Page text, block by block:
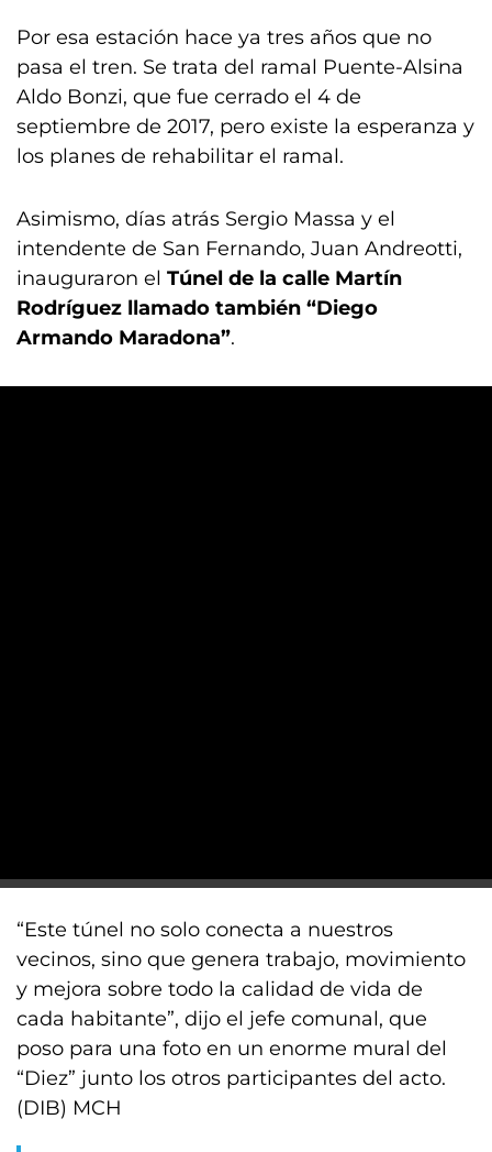
Por esa estación hace ya tres años que no
pasa el tren. Se trata del ramal Puente-Alsina
Aldo Bonzi, que fue cerrado el 4 de
septiembre de 2017, pero existe la esperanza y
los planes de rehabilitar el ramal.
Asimismo, días atrás Sergio Massa y el
intendente de San Fernando, Juan Andreotti,
inauguraron el Túnel de la calle Martín
Rodríguez llamado también “Diego
Armando Maradona”.
“Este túnel no solo conecta a nuestros
vecinos, sino que genera trabajo, movimiento
y mejora sobre todo la calidad de vida de
cada habitante”, dijo el jefe comunal, que
poso para una foto en un enorme mural del
“Diez” junto los otros participantes del acto.
(DIB) MCH